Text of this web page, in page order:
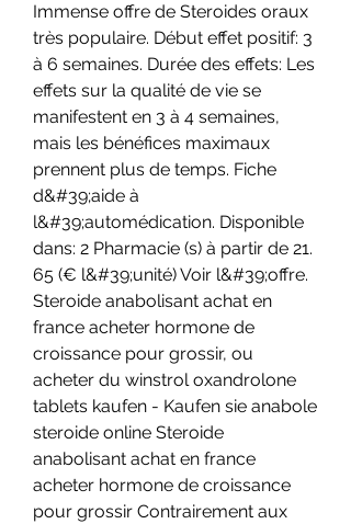
Immense offre de Steroides oraux
très populaire. Début effet positif: 3
à 6 semaines. Durée des effets: Les
effets sur la qualité de vie se
manifestent en 3 à 4 semaines,
mais les bénéfices maximaux
prennent plus de temps. Fiche
d&#39;aide à
l&#39;automédication. Disponible
dans: 2 Pharmacie (s) à partir de 21.
65 (€ l&#39;unité) Voir l&#39;offre.
Steroide anabolisant achat en
france acheter hormone de
croissance pour grossir, ou
acheter du winstrol oxandrolone
tablets kaufen - Kaufen sie anabole
steroide online Steroide
anabolisant achat en france
acheter hormone de croissance
pour grossir Contrairement aux